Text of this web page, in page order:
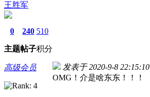
王胜军
0
主题
240
帖子
510
积分
高级会员 发表于 2020-9-8 22:15:10
OMG！介是啥东东！！！